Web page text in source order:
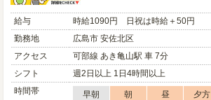
給与
時給1090円 日祝は時給＋50円
勤務地
広島市 安佐北区
アクセス
可部線 あき亀山駅 車 7分
シフト
週2日以上 1日4時間以上
時間帯
早朝 朝 昼 夕方